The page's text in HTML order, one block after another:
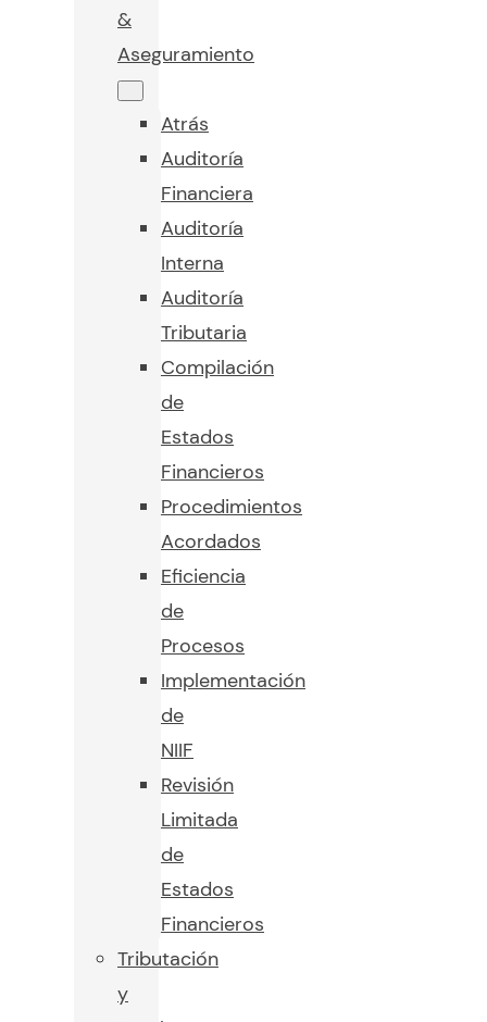
&
Aseguramiento
Atrás
Auditoría
Financiera
Auditoría
Interna
Auditoría
Tributaria
Compilación
de
Estados
Financieros
Procedimientos
Acordados
Eficiencia
de
Procesos
Implementación
de
NIIF
Revisión
Limitada
de
Estados
Financieros
Tributación
y